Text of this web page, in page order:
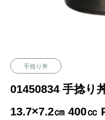
手捻り丼
01450834 手捻り
13.7×7.2㎝ 400㏄